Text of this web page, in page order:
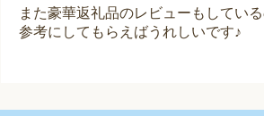
また豪華返礼品のレビューもしている
参考にしてもらえばうれしいです♪